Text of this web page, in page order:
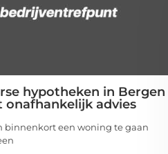
hypotheken in Bergen
onafhankelijk advies
binnenkort een woning te gaan